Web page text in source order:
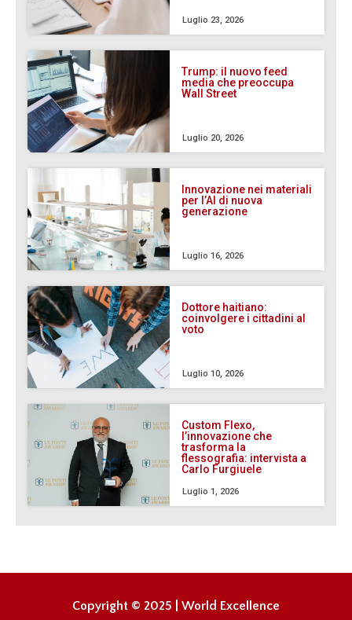
Luglio 23, 2026
Trump: il nuovo feed
media che preoccupa
Wall Street
Luglio 20, 2026
Innovazione nei materiali
per l’AI di nuova
generazione
Luglio 16, 2026
Dottore haitiano:
coinvolgere i cittadini al
voto
Luglio 10, 2026
Custom Flexo,
l’innovazione che
trasforma la
flessografia: intervista a
Carlo Furgiuele
Luglio 1, 2026
Copyright © 2025 | World Excellence